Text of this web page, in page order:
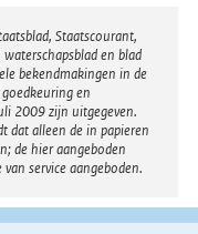
Staatscourant,
en blad
bekendmakingen in de
en
2009 zijn uitgegeven.
dat alleen de in papieren
de hier aangeboden
service aangeboden.